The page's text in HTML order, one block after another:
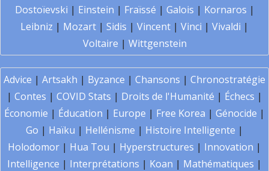
Dostoïevski | Einstein | Fraïssé | Galois | Kornaros |
Leibniz | Mozart | Sidis | Vincent | Vinci | Vivaldi |
Voltaire | Wittgenstein
Advice | Artsakh | Byzance | Chansons | Chronostratégie
| Contes | COVID Stats | Droits de l'Humanité | Échecs |
Économie | Éducation | Europe | Free Korea | Génocide |
Go | Haïku | Hellénisme | Histoire Intelligente |
Holodomor | Hua Tou | Hyperstructures | Innovation |
Intelligence | Interprétations | Koan | Mathématiques |